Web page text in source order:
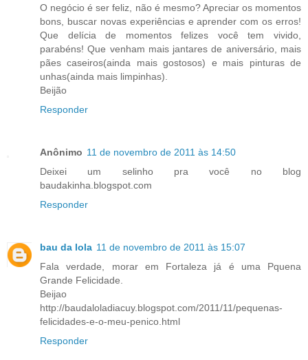
O negócio é ser feliz, não é mesmo? Apreciar os momentos
bons, buscar novas experiências e aprender com os erros!
Que delícia de momentos felizes você tem vivido,
parabéns! Que venham mais jantares de aniversário, mais
pães caseiros(ainda mais gostosos) e mais pinturas de
unhas(ainda mais limpinhas).
Beijão
Responder
Anônimo 11 de novembro de 2011 às 14:50
Deixei um selinho pra você no blog
baudakinha.blogspot.com
Responder
bau da lola 11 de novembro de 2011 às 15:07
Fala verdade, morar em Fortaleza já é uma Pquena
Grande Felicidade.
Beijao
http://baudaloladiacuy.blogspot.com/2011/11/pequenas-
felicidades-e-o-meu-penico.html
Responder